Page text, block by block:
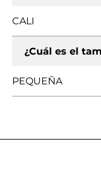
CALI
¿Cuál es el
PEQUEÑA